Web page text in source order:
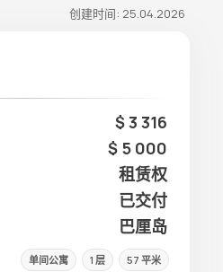
创建时间: 25.04.2026
$ 3 316
$ 5 000
租赁权
已交付
巴厘岛
单间公寓 1 层 57 平米